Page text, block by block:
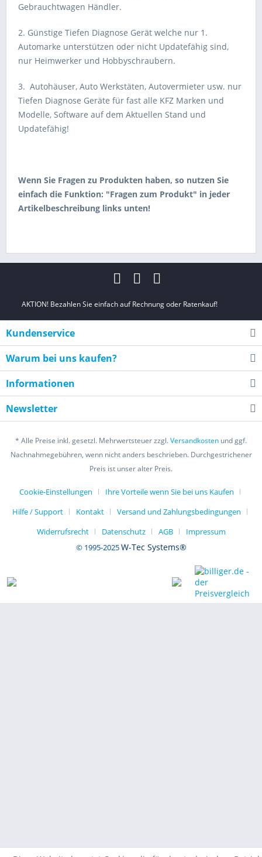
Gebrauchtwagen Händler.
2. Günstige Tiefen Diagnose Gerät welche nur 1.
Automarke unterstützen oder nicht Updatefähig sind,
nur Heimwerker und Hobbyschraubern.
3. Autohäuser, Auto Werkstäten, Autovermieter usw. nur
Tiefen Diagnose Geräte für fast alle KFZ Marken und
Modelle, Software auf dem Aktuellen Stand und
Updatefähig!
Wenn Sie Fragen zu Produkten haben, so nutzen Sie
einfach die Funktion: "Fragen zum Produkt" in jeder
Artikelbeschreibung links unten!
AKTION! Bezahlen Sie einfach auf Rechnung oder Ratenkauf!
Kundenservice
Warum bei uns kaufen?
Informationen
Newsletter
* Alle Preise inkl. gesetzl. Mehrwertsteuer zzgl.Versandkosten und ggf.
Nachnahmegebühren, wenn nicht anders beschrieben. Durchgestrichener
Preis ist unser alter Preis.
Cookie-Einstellungen
Ihre Vorteile wenn Sie bei uns Kaufen
Hilfe / Support
Kontakt
Versand und Zahlungsbedingungen
Widerrufsrecht
Datenschutz AGB
Impressum
© 1995-2025W-Tec Systems®